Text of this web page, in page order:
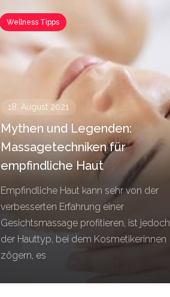
Wellness Tipps
18. August 2021
Mythen und Legenden:
Massagetechniken für
empfindliche Haut
Empfindliche Haut kann sehr von der
verbesserten Erfahrung einer
Gesichtsmassage profitieren, ist jedoch
der Hauttyp, bei dem Kosmetikerinnen
zögern, es